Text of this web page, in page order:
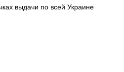
выдачи по всей Украине